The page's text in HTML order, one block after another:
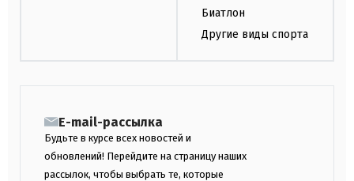
Биатлон
Другие виды спорта
E-mail-рассылка
Будьте в курсе всех новостей и
обновлений! Перейдите на страницу наших
рассылок, чтобы выбрать те, которые